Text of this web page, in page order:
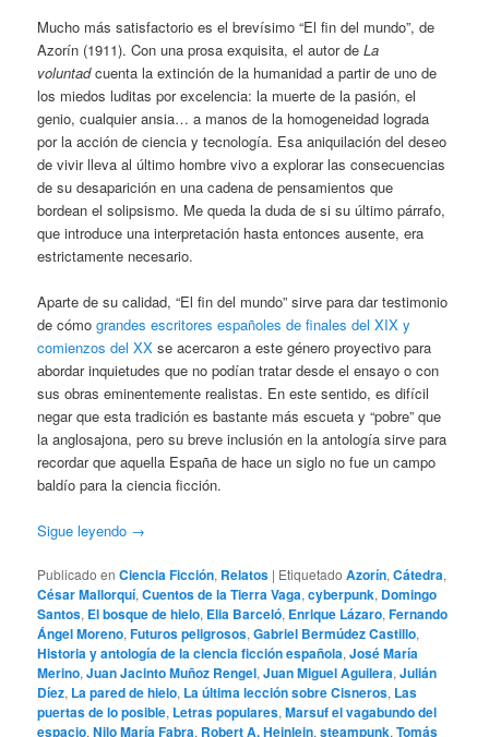
Mucho más satisfactorio es el brevísimo “El fin del mundo”, de
Azorín (1911). Con una prosa exquisita, el autor deLa
voluntadcuenta la extinción de la humanidad a partir de uno de
los miedos luditas por excelencia: la muerte de la pasión, el
genio, cualquier ansia… a manos de la homogeneidad lograda
por la acción de ciencia y tecnología. Esa aniquilación del deseo
de vivir lleva al último hombre vivo a explorar las consecuencias
de su desaparición en una cadena de pensamientos que
bordean el solipsismo. Me queda la duda de si su último párrafo,
que introduce una interpretación hasta entonces ausente, era
estrictamente necesario.
Aparte de su calidad, “El fin del mundo” sirve para dar testimonio
de cómograndes escritores españoles de finales del XIX y
comienzos del XX se acercaron a este género proyectivo para
abordar inquietudes que no podían tratar desde el ensayo o con
sus obras eminentemente realistas. En este sentido, es difícil
negar que esta tradición es bastante más escueta y “pobre” que
la anglosajona, pero su breve inclusión en la antología sirve para
recordar que aquella España de hace un siglo no fue un campo
baldío para la ciencia ficción.
Sigue leyendo →
Publicado en Ciencia Ficción, Relatos | Etiquetado Azorín,Cátedra,
César Mallorquí,Cuentos de la Tierra Vaga,cyberpunk, Domingo
Santos, El bosque de hielo, Elia Barceló, Enrique Lázaro,Fernando
Ángel Moreno,Futuros peligrosos,Gabriel Bermúdez Castillo,
Historia y antología de la ciencia ficción española,José María
Merino,Juan Jacinto Muñoz Rengel,Juan Miguel Aguilera,Julián
Díez, La pared de hielo, La última lección sobre Cisneros, Las
puertas de lo posible, Letras populares,Marsuf el vagabundo del
espacio,Nilo María Fabra, Robert A. Heinlein,steampunk,Tomás